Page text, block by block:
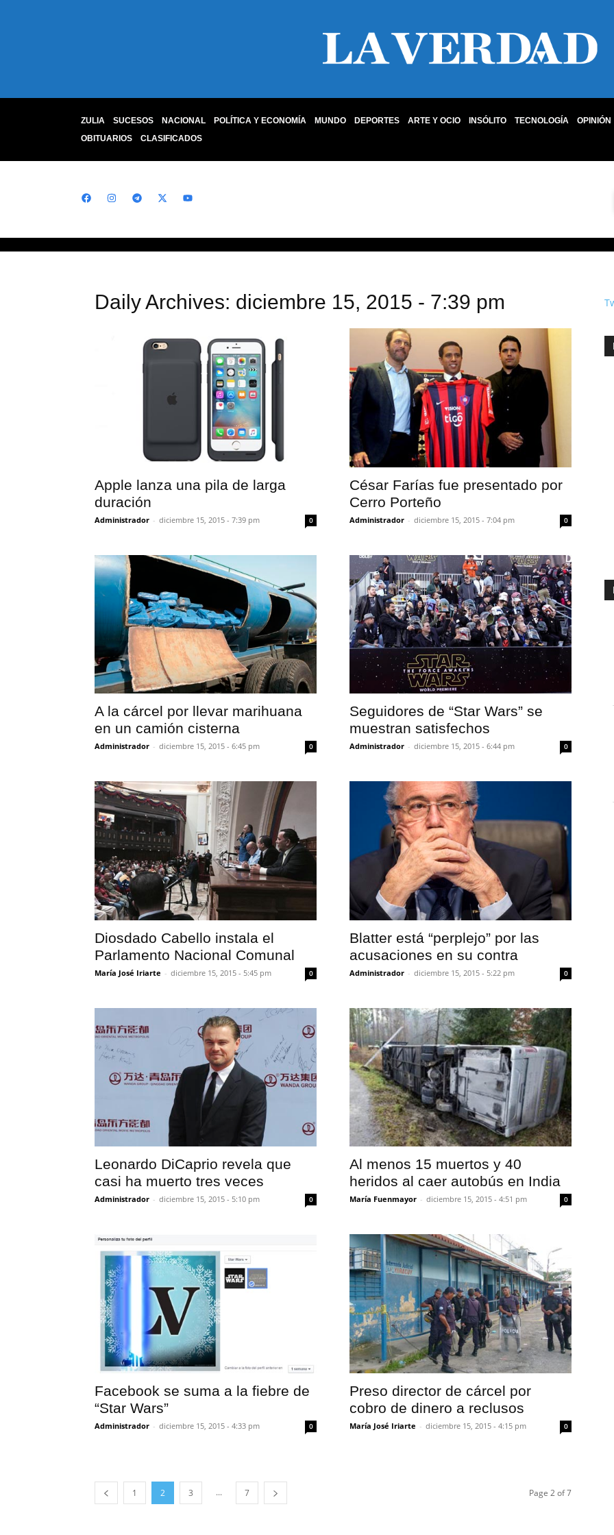
ZULIA SUCESOS NACIONAL POLÍTICA Y ECONOMÍA MUNDO DEPORTES ARTE Y OCIO INSÓLITO TECNOLOGÍA OPINIÓN
OBITUARIOS
CLASIFICADOS
Daily Archives: diciembre 15, 2015 - 7:39 pm
Apple lanza una pila de larga
duración
Administrador - diciembre 15, 2015 - 7:39 pm 0
César Farías fue presentado por
Cerro Porteño
Administrador - diciembre 15, 2015 - 7:04 pm 0
A la cárcel por llevar marihuana
en un camión cisterna
Administrador - diciembre 15, 2015 - 6:45 pm 0
Seguidores de “Star Wars” se
muestran satisfechos
Administrador - diciembre 15, 2015 - 6:44 pm 0
Diosdado Cabello instala el
Parlamento Nacional Comunal
María José Iriarte - diciembre 15, 2015 - 5:45 pm 0
Blatter está “perplejo” por las
acusaciones en su contra
Administrador - diciembre 15, 2015 - 5:22 pm 0
Leonardo DiCaprio revela que
casi ha muerto tres veces
Administrador - diciembre 15, 2015 - 5:10 pm 0
Al menos 15 muertos y 40
heridos al caer autobús en India
María Fuenmayor - diciembre 15, 2015 - 4:51 pm 0
Facebook se suma a la fiebre de
“Star Wars”
Administrador - diciembre 15, 2015 - 4:33 pm 0
Preso director de cárcel por
cobro de dinero a reclusos
María José Iriarte - diciembre 15, 2015 - 4:15 pm 0
1 2 3 ... 7 Page 2 of 7